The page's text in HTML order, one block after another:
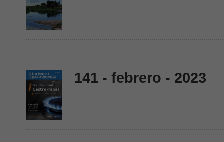
141 - febrero - 2023